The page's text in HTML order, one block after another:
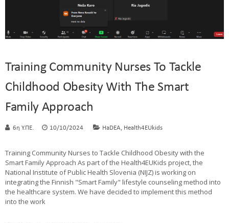
Training Community Nurses To Tackle
Childhood Obesity With The Smart
Family Approach
6η Υ.ΠΕ. 10/10/2024 HaDEA, Health4EUkids
Training Community Nurses to Tackle Childhood Obesity with the
Smart Family Approach As part of the Health4EUKids project, the
National Institute of Public Health Slovenia (NIJZ) is working on
integrating the Finnish "Smart Family" lifestyle counseling method into
the healthcare system. We have decided to implement this method
into the work